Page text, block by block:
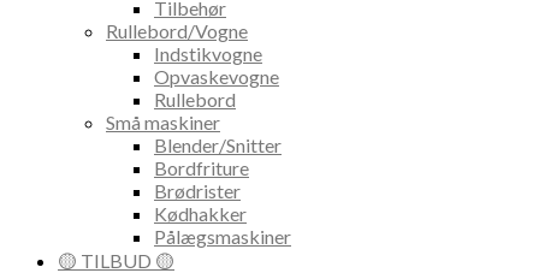
Tilbehør
Rullebord/Vogne
Indstikvogne
Opvaskevogne
Rullebord
Små maskiner
Blender/Snitter
Bordfriture
Brødrister
Kødhakker
Pålægsmaskiner
🟡 TILBUD 🟡